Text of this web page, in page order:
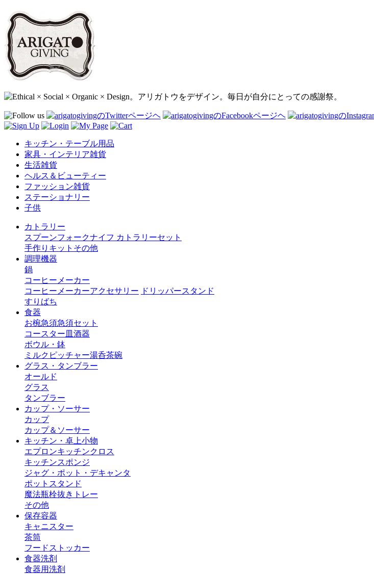
キッチン・テーブル用品
家具・インテリア雑貨
生活雑貨
ヘルス＆ビューティー
ファッション雑貨
ステーショナリー
子供
カトラリー
スプーンフォークナイフ カトラリーセット
手作りキット その他
調理機器
鍋
コーヒーメーカー
コーヒーメーカーアクセサリー ドリッパースタンド
すりばち
食器
お椀急須急須セット
コースター 皿 酒器
ボウル・鉢
ミルクピッチャー湯呑茶碗
グラス・タンブラー
オールド
グラス
タンブラー
カップ・ソーサー
カップ
カップ＆ソーサー
キッチン・卓上小物
エプロンキッチンクロス
キッチンスポンジ
ジャグ・ポット・デキャンタ
ポットスタンド
魔法瓶栓抜き トレー
その他
保存容器
キャニスター
茶筒
フードストッカー
食器洗剤
食器用洗剤